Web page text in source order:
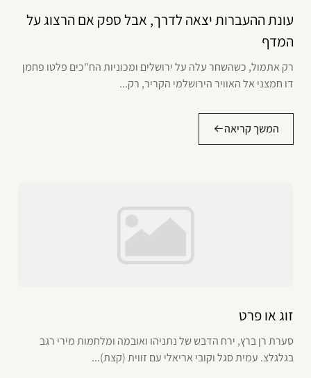
עונת ההעברות יצאה לדרך, אבל ספק אם הרצוג על
המדף
רק אתמול, כשהשחר עלה על ירושלים ומכוניות הח"כים פלטו פחמן
דו חמצני אל האוויר הירושלמי הקריר, רק...
המשך קריאה
זוג או פרט
סערת רן ברץ, ירח הדבש של נתניהו ואובמה ומלחמות מירי רגב
בגלגלצ. עמית סגל וקובי אריאלי עם זווית (קצת)...